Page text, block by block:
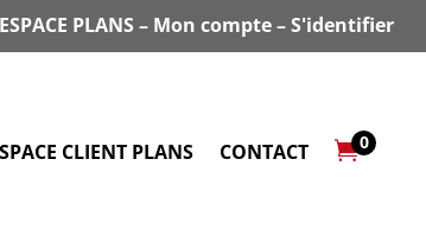
ESPACE PLANS– Mon compte–S'identifier
CLIENT PLANS CONTACT 0